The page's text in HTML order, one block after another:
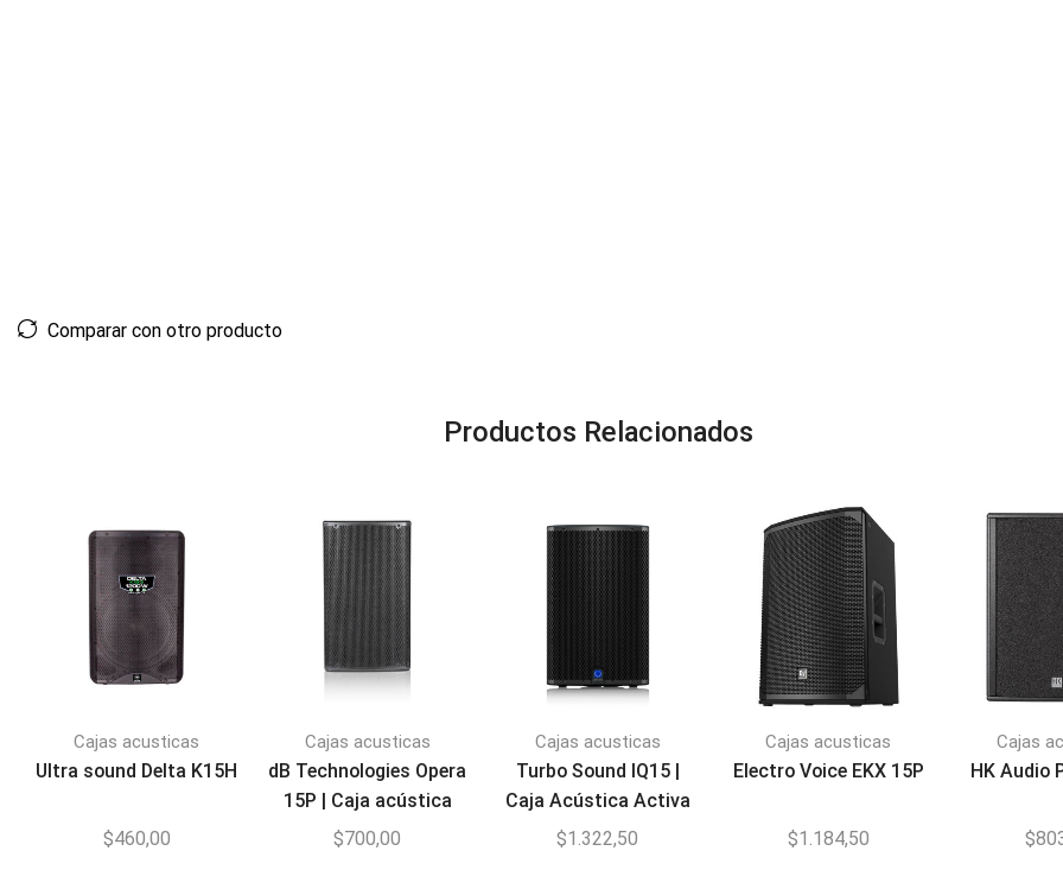
Comparar con otro producto
Productos Relacionados
Cajas acusticas
Ultra sound Delta K15H
$460,00
Cajas acusticas
dB Technologies Opera
15P | Caja acústica
activa 1200W
$700,00
Cajas acusticas
Turbo Sound IQ15 |
Caja Acústica Activa
2500W
$1.322,50
Cajas acusticas
Electro Voice EKX 15P
$1.184,50
Cajas
HK Audio
$